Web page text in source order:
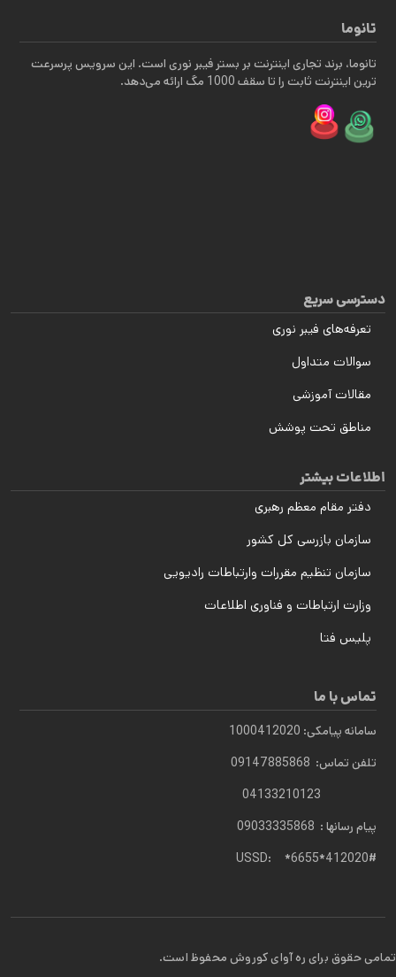
تانوما
تانوما، برند تجاری اینترنت بر بستر فیبر نوری است. این سرویس پرسرعت
ترین اینترنت ثابت را تا سقف 1000 مگ ارائه می‌دهد.
دسترسی سریع
تعرفه‌های فیبر نوری
سوالات متداول
مقالات آموزشی
مناطق تحت پوشش
اطلاعات بیشتر
دفتر مقام معظم رهبری
سازمان بازرسی کل کشور
سازمان تنظیم مقررات وارتباطات رادیویی
وزارت ارتباطات و فناوری اطلاعات
پلیس فتا
تماس با ما
سامانه پیامکی: 1000412020
تلفن تماس: 09147885868
پیام رسانها : 09033335868
USSD: *6655*412020#
تمامی حقوق برای ره آوای کوروش محفوظ است.